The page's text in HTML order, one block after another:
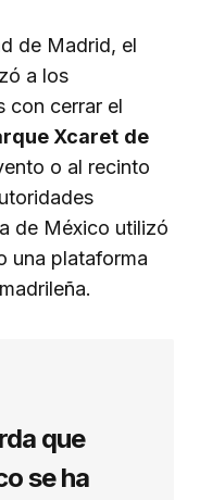
de Madrid, el
a los
con cerrar el
Xcaret de
o al recinto
de México utilizó
una plataforma
que
se ha